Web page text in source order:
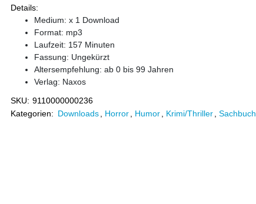
Details:
Medium: x 1 Download
Format: mp3
Laufzeit: 157 Minuten
Fassung: Ungekürzt
Altersempfehlung: ab 0 bis 99 Jahren
Verlag: Naxos
SKU: 9110000000236
Kategorien: Downloads Horror Humor Krimi/Thriller Sachbuch